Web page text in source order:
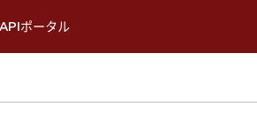
APIポータル